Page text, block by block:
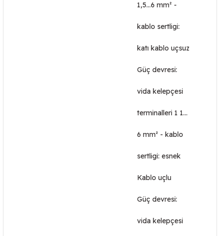
1,5…6 mm² -
kablo sertligi:
katı kablo uçsuz
Güç devresi:
vida kelepçesi
terminalleri 1 1…
6 mm² - kablo
sertligi: esnek
Kablo uçlu
Güç devresi:
vida kelepçesi